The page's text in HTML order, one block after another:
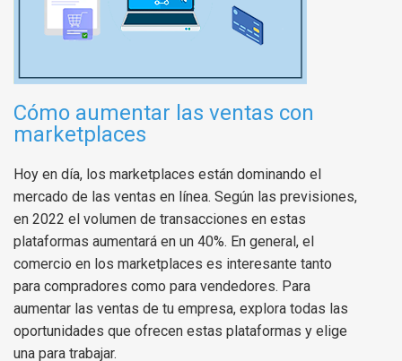
Cómo aumentar las ventas con
marketplaces
Hoy en día, los marketplaces están dominando el
mercado de las ventas en línea. Según las previsiones,
en 2022 el volumen de transacciones en estas
plataformas aumentará en un 40%. En general, el
comercio en los marketplaces es interesante tanto
para compradores como para vendedores. Para
aumentar las ventas de tu empresa, explora todas las
oportunidades que ofrecen estas plataformas y elige
una para trabajar.